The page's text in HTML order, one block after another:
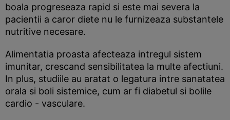
boala progreseaza rapid si este mai severa la
pacientii a caror diete nu le furnizeaza substantele
nutritive necesare.
Alimentatia proasta afecteaza intregul sistem
imunitar, crescand sensibilitatea la multe afectiuni.
In plus, studiile au aratat o legatura intre sanatatea
orala si boli sistemice, cum ar fi diabetul si bolile
cardio - vasculare.